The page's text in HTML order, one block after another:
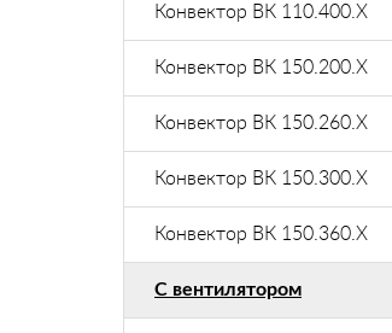
Конвектор ВК 110.400.X
Конвектор ВК 150.200.X
Конвектор ВК 150.260.X
Конвектор ВК 150.300.X
Конвектор ВК 150.360.X
С вентилятором